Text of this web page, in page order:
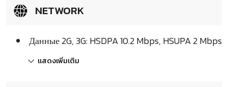
NETWORK
Данные 2G, 3G: HSDPA 10.2 Mbps, HSUPA 2 Mbps
แสดงเพิ่มเติม